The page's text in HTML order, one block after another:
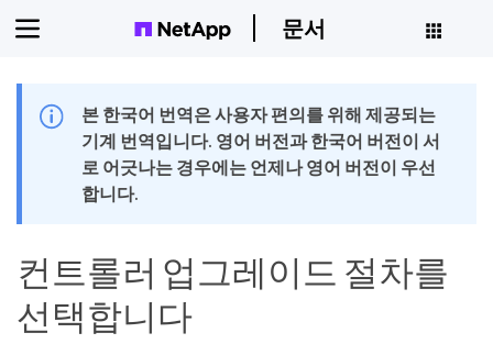
문서
본 한국어 번역은 사용자 편의를 위해 제공되는
기계 번역입니다. 영어 버전과 한국어 버전이 서
로 어긋나는 경우에는 언제나 영어 버전이 우선
합니다.
컨트롤러 업그레이드 절차를
선택합니다